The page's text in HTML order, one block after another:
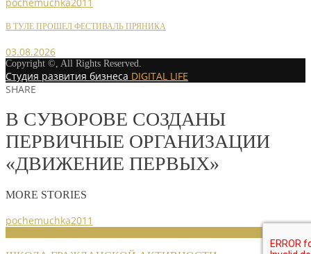
В ТУЛЕ ПРОШЕЛ ФЕСТИВАЛЬ ПРЯНИКА
03.08.2026
Copyright ©, All Rights Reserved.
Студия развития бизнеса DIGITAL LIFE
SHARE
В СУВОРОВЕ СОЗДАНЫ
ПЕРВИЧНЫЕ ОРГАНИЗАЦИИ
«ДВИЖЕНИЕ ПЕРВЫХ»
MORE STORIES
pochemuchka2011